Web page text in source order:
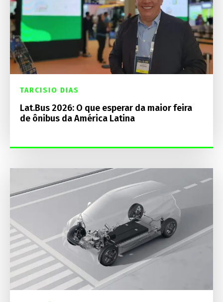
TARCISIO DIAS
Lat.Bus 2026: O que esperar da maior feira
de ônibus da América Latina